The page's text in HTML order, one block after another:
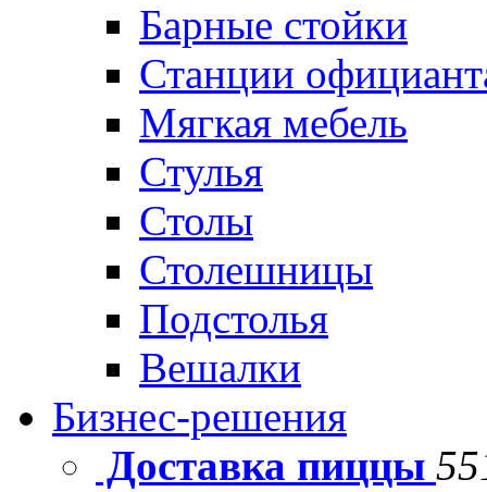
Барные стойки
Станции
Мягкая мебель
Стулья
Столы
Столешницы
Подстолья
Вешалки
Бизнес-решения
Доставка пиццы